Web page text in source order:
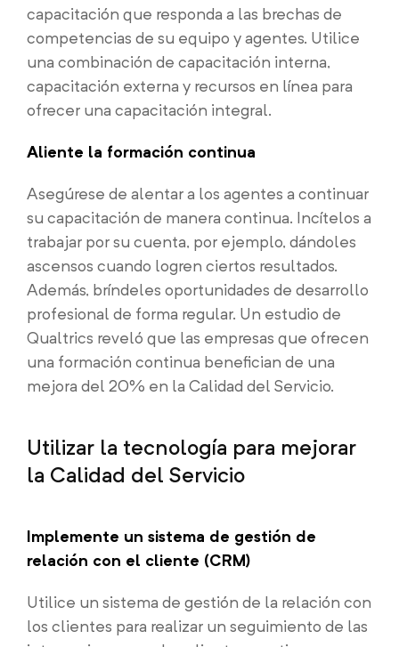
capacitación que responda a las brechas de
competencias de su equipo y agentes. Utilice
una combinación de capacitación interna,
capacitación externa y recursos en línea para
ofrecer una capacitación integral.
Aliente la formación continua
Asegúrese de alentar a los agentes a continuar
su capacitación de manera continua. Incítelos a
trabajar por su cuenta, por ejemplo, dándoles
ascensos cuando logren ciertos resultados.
Además, bríndeles oportunidades de desarrollo
profesional de forma regular. Un estudio de
Qualtrics reveló que las empresas que ofrecen
una formación continua benefician de una
mejora del 20% en la Calidad del Servicio.
Utilizar la tecnología para mejorar
la Calidad del Servicio
Implemente un sistema de gestión de
relación con el cliente (CRM)
Utilice un sistema de gestión de la relación con
los clientes para realizar un seguimiento de las